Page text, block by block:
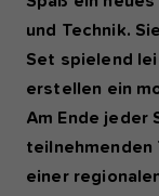
und Technik.
Set spielend
erstellen ein
Am Ende jeder
teilnehmenden
einer